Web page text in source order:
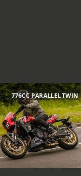
776CC PARALLELTWIN